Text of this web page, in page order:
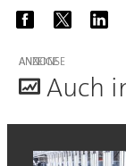
ANZEIGE
Auch